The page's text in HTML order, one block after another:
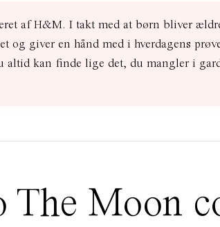
af H&M. I takt med at børn bliver
giver en hånd med i hverdagens
kan finde lige det, du mangler i
The Moon